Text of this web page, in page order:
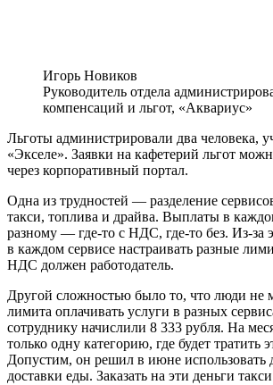
Игорь Новиков
Руководитель отдела
компенсаций и льгот, «Аквариус»
Льготы администрировали два человека,
«Экселе». Заявки на кафетерий льгот
через корпоративный портал.
Одна из трудностей — разделение
такси, топлива и драйва. Выплаты в
разному — где-то с НДС, где-то без. Из-за
в каждом сервисе настраивать разные
НДС должен работодатель.
Другой сложностью было то, что люди не
лимита оплачивать услуги в разных
сотруднику начислили 8 333 рубля. На
только одну категорию, где будет тратить
Допустим, он решил в июне использовать
доставки еды. Заказать на эти деньги